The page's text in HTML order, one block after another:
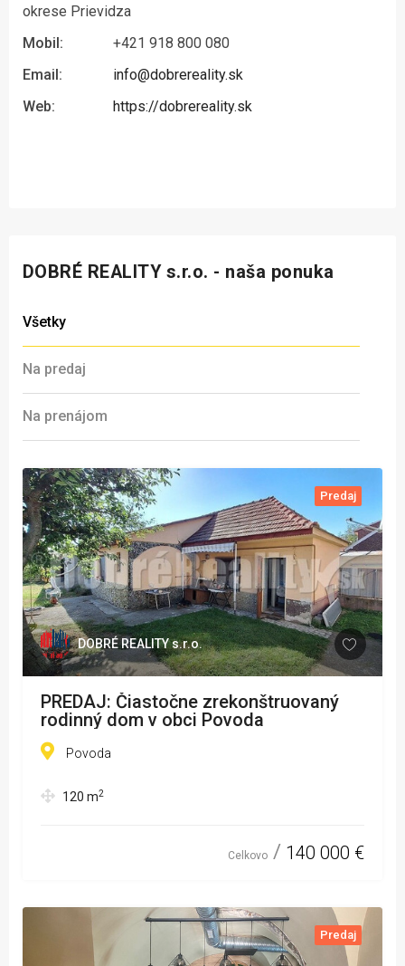
okrese Prievidza
Mobil:
+421 918 800 080
Email:
info@dobrereality.sk
Web:
https://dobrereality.sk
DOBRÉ REALITY s.r.o. - naša ponuka
Všetky
Na predaj
Na prenájom
Predaj
DOBRÉ REALITY s.r.o.
PREDAJ: Čiastočne zrekonštruovaný
rodinný dom v obci Povoda
Povoda
120 m2
Celkovo 140 000 €
Predaj